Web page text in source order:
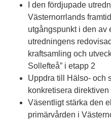
I den fördjupade
Västernorrlands
utgångspunkt i den av
utredningens
kraftsamling och
Sollefteå” i etapp 2
Uppdra till Hälso- och
konkretisera
Väsentligt stärka den
primärvården i